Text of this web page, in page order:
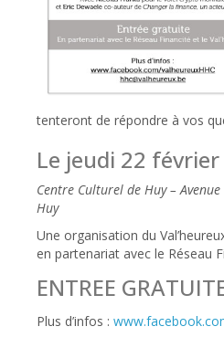
tenteront de répondre à vos
Le jeudi 22
Centre Culturel de Huy –
Huy
Une organisation du
en partenariat avec le Réseau
ENTREE
Plus d’infos :